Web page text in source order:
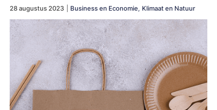
28 augustus 2023 Business en Economie, Klimaat en Natuur